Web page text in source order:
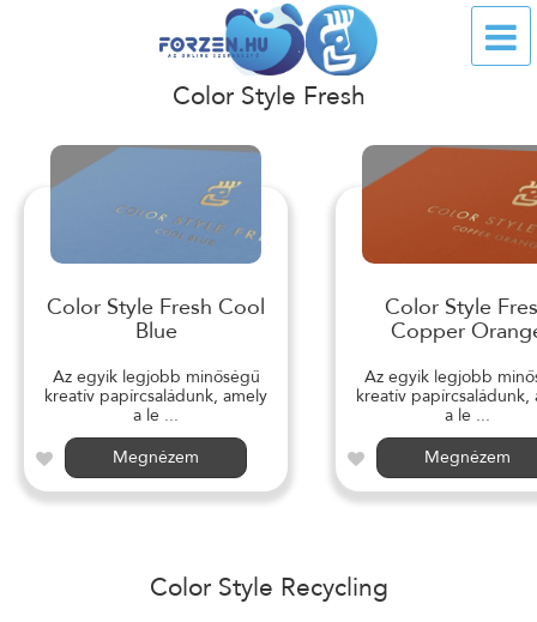
Color Style Fresh
Color Style Fresh Cool
Blue
Az egyik legjobb minőségű
kreatív papírcsaládunk, amely
a le ...
Megnézem
Color Style
Copper
Az egyik legjobb
kreatív papírcsaládunk,
a le ...
Megnézem
Color Style Recycling